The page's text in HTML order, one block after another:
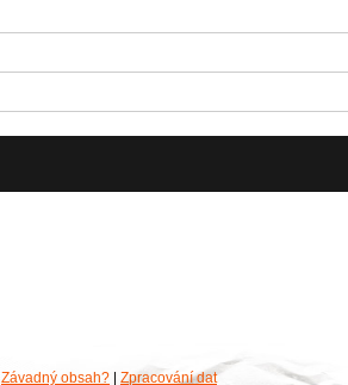
Závadný obsah? Zpracování dat